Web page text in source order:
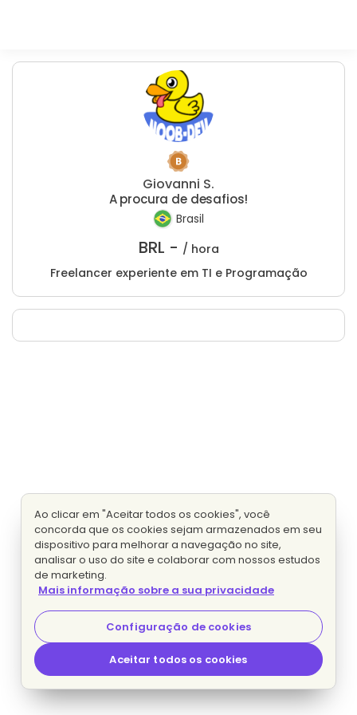
Giovanni S.
A procura de desafios!
Brasil
BRL - / hora
Freelancer experiente em TI e Programação
Ao clicar em "Aceitar todos os cookies", você
concorda que os cookies sejam armazenados em seu
dispositivo para melhorar a navegação no site,
analisar o uso do site e colaborar com nossos estudos
de marketing.
Mais informação sobre a sua privacidade
Configuração de cookies
Aceitar todos os cookies